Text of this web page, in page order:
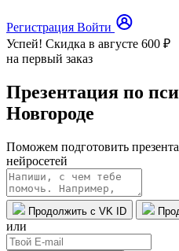
Регистрация Войти
Успей! Скидка в августе 600 ₽
на первый заказ
Презентация по
Новгороде
Поможем подготовить
нейросетей
Продолжить с VK ID
или